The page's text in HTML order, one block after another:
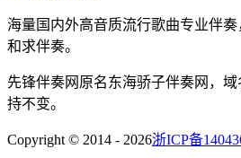
海量国内外高音质流行歌曲专业伴
和求伴奏。
先锋伴奏网 原名东海骄子伴奏网 ，
持不变。
Copyright © 2014 - 2026浙ICP备